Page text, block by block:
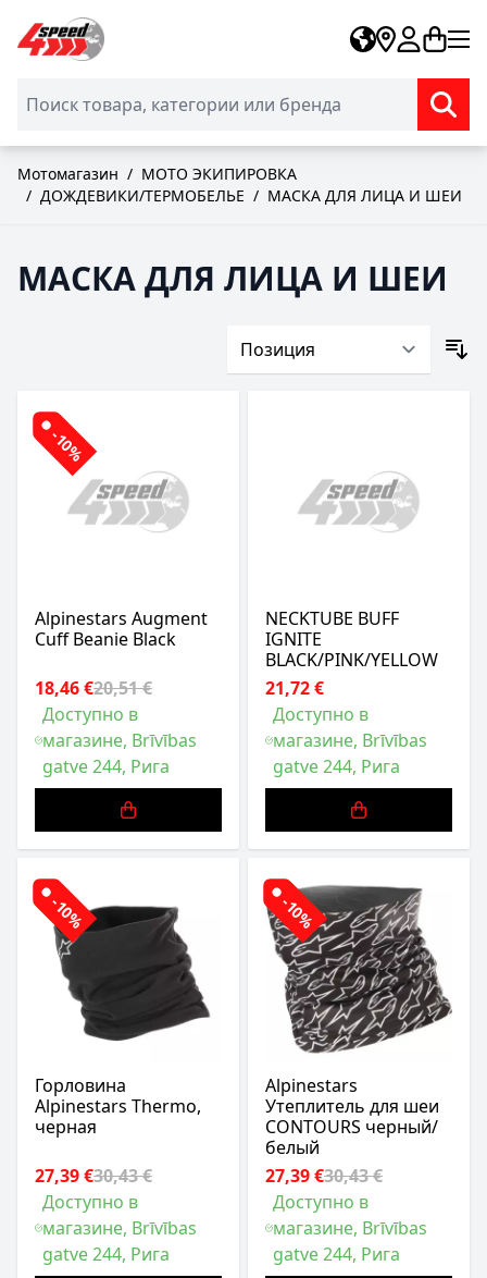
Skip to Content
Мотомагазин / МОТО ЭКИПИРОВКА
/ ДОЖДЕВИКИ/ТЕРМОБЕЛЬЕ / МАСКА ДЛЯ ЛИЦА И ШЕИ
МАСКА ДЛЯ ЛИЦА И ШЕИ
-10%
Alpinestars Augment
Cuff Beanie Black
18,46 €20,51 €
Доступно в
магазине, Brīvības
gatve 244, Рига
NECKTUBE BUFF
IGNITE
BLACK/PINK/YELLOW
21,72 €
Доступно в
магазине, Brīvības
gatve 244, Рига
-10%
Горловина
Alpinestars Thermo,
черная
27,39 €30,43 €
Доступно в
магазине, Brīvības
gatve 244, Рига
-10%
Alpinestars
Утеплитель для шеи
CONTOURS черный/
белый
27,39 €30,43 €
Доступно в
магазине, Brīvības
gatve 244, Рига